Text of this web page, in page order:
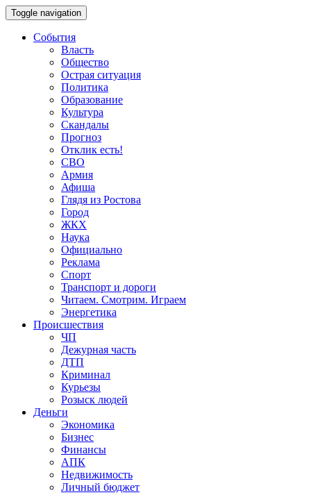
Toggle navigation
События
Власть
Общество
Острая ситуация
Политика
Образование
Культура
Скандалы
Прогноз
Отклик есть!
СВО
Армия
Афиша
Глядя из Ростова
Город
ЖКХ
Наука
Официально
Реклама
Спорт
Транспорт и дороги
Читаем. Смотрим. Играем
Энергетика
Происшествия
ЧП
Дежурная часть
ДТП
Криминал
Курьезы
Розыск людей
Деньги
Экономика
Бизнес
Финансы
АПК
Недвижимость
Личный бюджет